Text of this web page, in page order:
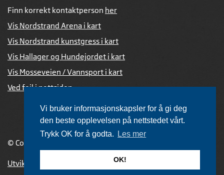
Vi bruker informasjonskapsler for å gi deg
den beste opplevelsen på nettstedet vårt.
Trykk OK for å godta.
Les mer
OK!
Finn korrekt kontaktperson her
Vis Nordstrand Arena i kart
Vis Nordstrand kunstgress i kart
Vis Hallager og Hundejordet i kart
Vis Mosseveien / Vannsport i kart
Ved feil i nettsiden
© Copyright 2026 |
Utviklet av Netlab publiseres med eRedaktør